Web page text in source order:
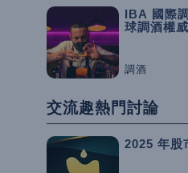
IBA 國際
球調酒權
調酒
交流趣熱門討論
2025 年股